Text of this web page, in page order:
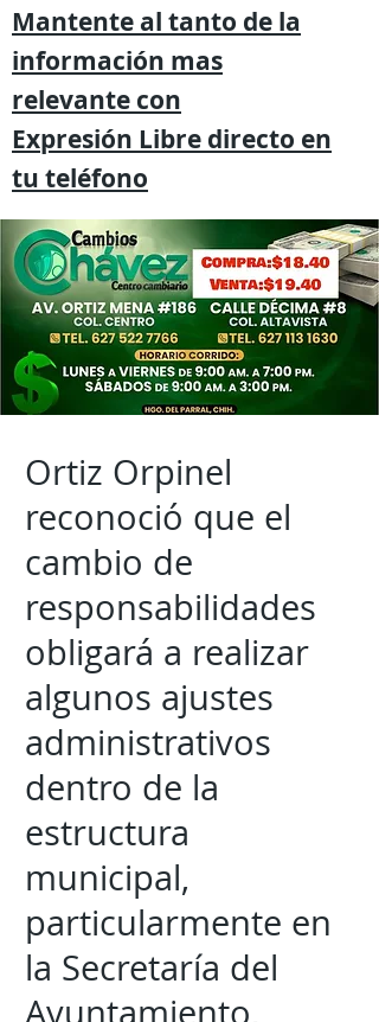
Mantente al tanto de la
información mas
relevante con
Expresión Libre directo en
tu teléfono
Ortiz Orpinel
reconoció que el
cambio de
responsabilidades
obligará a realizar
algunos ajustes
administrativos
dentro de la
estructura
municipal,
particularmente en
la Secretaría del
Ayuntamiento,